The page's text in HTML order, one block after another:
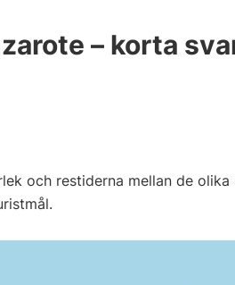
– korta
och restiderna mellan de olika